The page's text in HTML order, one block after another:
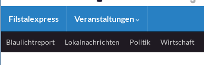
Filstalexpress Veranstaltungen
Blaulichtreport Lokalnachrichten Politik Wirtschaft